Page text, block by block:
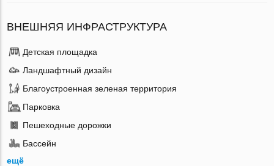
ВНЕШНЯЯ ИНФРАСТРУКТУРА
Детская площадка
Ландшафтный дизайн
Благоустроенная зеленая территория
Парковка
Пешеходные дорожки
Бассейн
ещё